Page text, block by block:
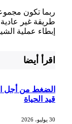
ربما تكون
طريقة غير
إبطاء عملية
اقرأ أيضا
الضغط من أجل
قيد الحياة
30 يوليو، 2026